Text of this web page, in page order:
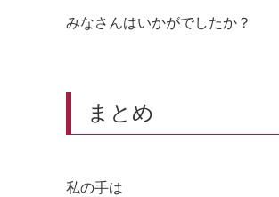
みなさんはいかがでしたか？
まとめ
私の手は